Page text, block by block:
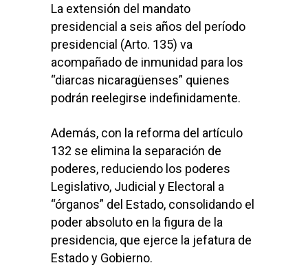
La extensión del mandato
presidencial a seis años del período
presidencial (Arto. 135) va
acompañado de inmunidad para los
“diarcas nicaragüenses” quienes
podrán reelegirse indefinidamente.
Además, con la reforma del artículo
132 se elimina la separación de
poderes, reduciendo los poderes
Legislativo, Judicial y Electoral a
“órganos” del Estado, consolidando el
poder absoluto en la figura de la
presidencia, que ejerce la jefatura de
Estado y Gobierno.